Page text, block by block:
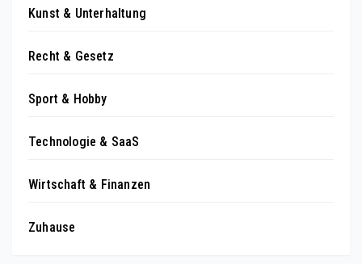
Kunst & Unterhaltung
Recht & Gesetz
Sport & Hobby
Technologie & SaaS
Wirtschaft & Finanzen
Zuhause